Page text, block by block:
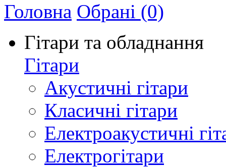
Головна Обрані (0)
Гітари та обладнання
Гітари
Акустичні гітари
Класичні гітари
Електроакустичні
Електрогітари